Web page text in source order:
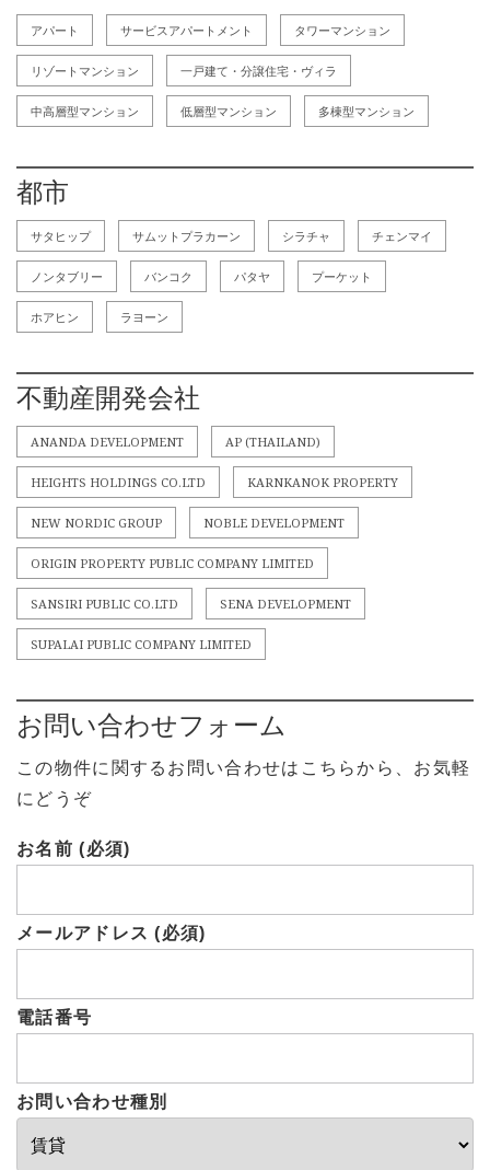
アパート サービスアパートメント タワーマンション
リゾートマンション 一戸建て・分譲住宅・ヴィラ
中高層型マンション 低層型マンション 多棟型マンション
都市
サタヒップ サムットプラカーン シラチャ チェンマイ
ノンタブリー バンコク パタヤ プーケット
ホアヒン ラヨーン
不動産開発会社
ANANDA DEVELOPMENT AP (THAILAND)
HEIGHTS HOLDINGS CO.LTD KARNKANOK PROPERTY
NEW NORDIC GROUP NOBLE DEVELOPMENT
ORIGIN PROPERTY PUBLIC COMPANY LIMITED
SANSIRI PUBLIC CO.LTD SENA DEVELOPMENT
SUPALAI PUBLIC COMPANY LIMITED
お問い合わせフォーム
この物件に関するお問い合わせはこちらから、お気軽
にどうぞ
お名前 (必須)
メールアドレス (必須)
電話番号
お問い合わせ種別